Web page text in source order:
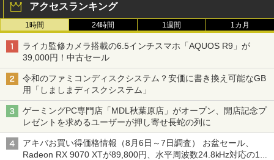
アクセスランキング
1時間 24時間 1週間 1カ月
ライカ監修カメラ搭載の6.5インチスマホ「AQUOS R9」が
39,000円！中古セール
令和のファミコンディスクシステム？安価に書き換え可能なGB
用「しましまディスクシステム」
ゲーミングPC専門店「MDL秋葉原店」がオープン、開店記念プ
レゼントを求めるユーザーが押し寄せ長蛇の列に
アキバお買い得価格情報（8月6日～7日調査） お盆セール、
Radeon RX 9070 XTが89,800円、水平周波数24.8kHz対応の17